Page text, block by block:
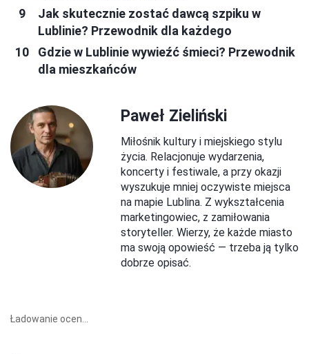
Jak skutecznie zostać dawcą szpiku w
Lublinie? Przewodnik dla każdego
Gdzie w Lublinie wywieźć śmieci? Przewodnik
dla mieszkańców
Paweł Zieliński
Miłośnik kultury i miejskiego stylu
życia. Relacjonuje wydarzenia,
koncerty i festiwale, a przy okazji
wyszukuje mniej oczywiste miejsca
na mapie Lublina. Z wykształcenia
marketingowiec, z zamiłowania
storyteller. Wierzy, że każde miasto
ma swoją opowieść — trzeba ją tylko
dobrze opisać.
Ładowanie ocen...